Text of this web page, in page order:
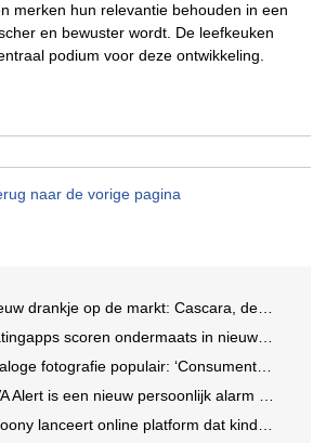
merken hun relevantie behouden in een
en bewuster wordt. De leefkeuken
podium voor deze ontwikkeling.
naar de vorige pagina
op de markt: Cascara, de zelfbenoemde gezonde vervanging voor derde kop koffie
scoren ondermaats in nieuw app-onderzoek, toch blijft gebruik groeien
fotografie populair: ‘Consumenten zoeken beleving, niet alleen perfectie’
is een nieuw persoonlijk alarm dat je aan je tas hangt
online platform dat kinderen tot 12 jaar helpt gezonde eetgewoonten te ontwikkelen